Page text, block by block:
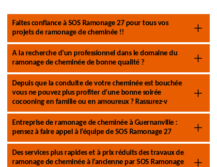
Faites confiance à SOS Ramonage 27 pour tous vos
projets de ramonage de cheminée !!
A la recherche d’un professionnel dans le domaine du
ramonage de cheminée de bonne qualité ?
Depuis que la conduite de votre cheminée est bouchée
vous ne pouvez plus profiter d’une bonne soirée
cocooning en famille ou en amoureux ? Rassurez-v
Entreprise de ramonage de cheminée à Guernanville :
pensez à faire appel à l’équipe de SOS Ramonage 27
Des services plus rapides et à prix réduits des travaux de
ramonage de cheminée à l’ancienne par SOS Ramonage